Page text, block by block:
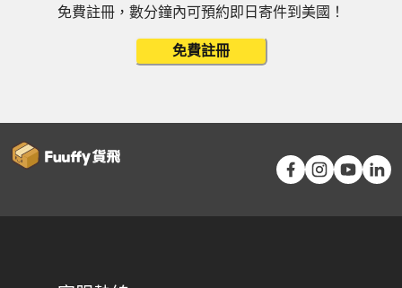
免費註冊，數分鐘內可預約即日寄件到美國！
免費註冊